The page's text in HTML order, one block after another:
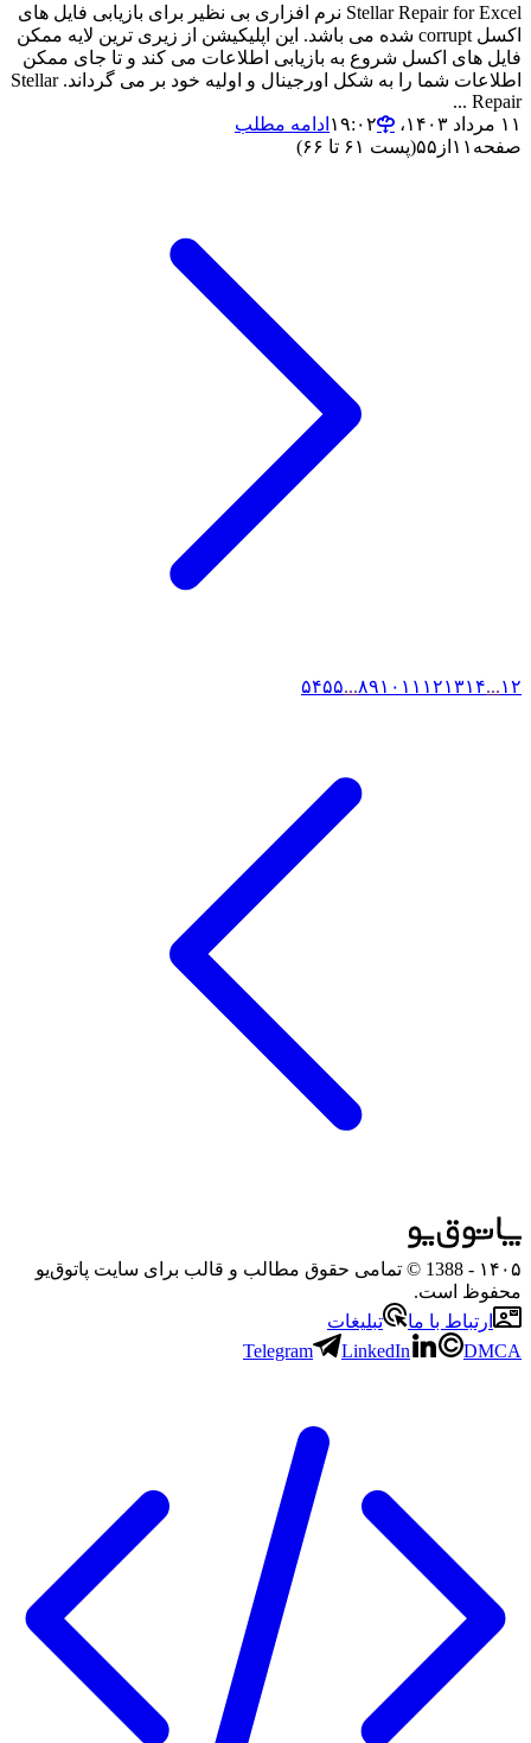
Stellar Repair for Excel نرم افزاری بی نظیر برای بازیابی فایل های
اکسل corrupt شده می باشد. این اپلیکیشن از زیری ترین لایه ممکن
فایل های اکسل شروع به بازیابی اطلاعات می کند و تا جای ممکن
اطلاعات شما را به شکل اورجینال و اولیه خود بر می گرداند. Stellar
Repair ...
۱۱ مرداد ۱۴۰۳،‏ ۱۹:۰۲
ادامه مطلب
صفحه ۱۱ از ۵۵(پست ۶۱ تا ۶۶)
۱۲ ... ۸۹۱۰ ۱۱ ۱۲۱۳۱۴ ... ۵۴۵۵
۱۴۰۵
- 1388 © تمامی حقوق مطالب و قالب برای سایت پاتوق‌یو
محفوظ است.
ارتباط با ما
تبلیغات
Telegram
LinkedIn DMCA